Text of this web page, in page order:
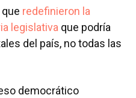
redefinieron la
legislativa que podría
del país, no todas las
democrático